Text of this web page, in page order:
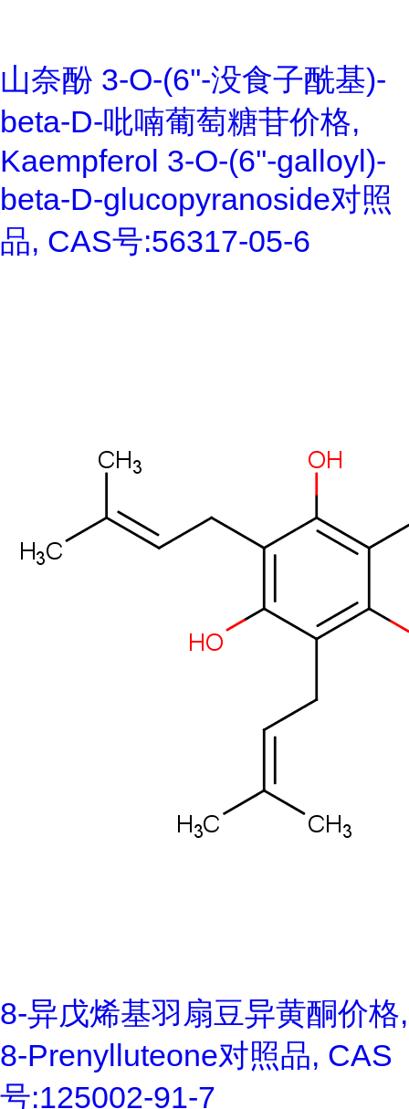
山奈酚 3-O-(6''-没食子酰基)-
beta-D-吡喃葡萄糖苷价格,
Kaempferol 3-O-(6''-galloyl)-
beta-D-glucopyranoside对照
品, CAS号:56317-05-6
8-异戊烯基羽扇豆异黄酮价格,
8-Prenylluteone对照品, CAS
号:125002-91-7